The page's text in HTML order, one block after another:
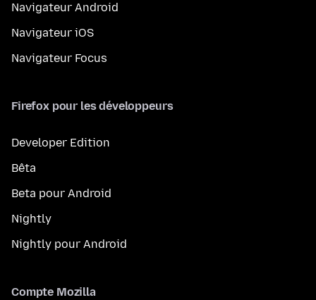
Navigateur Android
Navigateur iOS
Navigateur Focus
Firefox pour les développeurs
Developer Edition
Bêta
Beta pour Android
Nightly
Nightly pour Android
Compte Mozilla